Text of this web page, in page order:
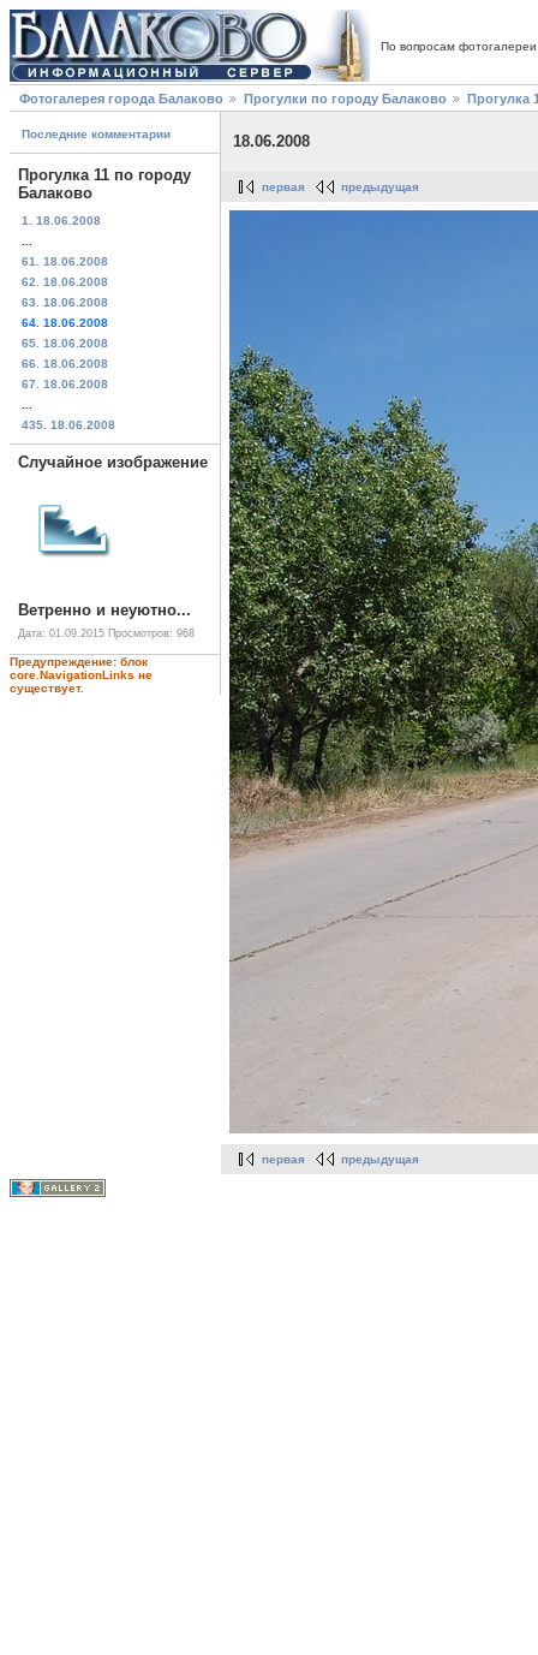
По вопросам
Фотогалерея города Балаково Прогулки по городу Балаково Прогулка
Последние комментарии
Прогулка 11 по городу
Балаково
1. 18.06.2008
61. 18.06.2008
62. 18.06.2008
63. 18.06.2008
64. 18.06.2008
65. 18.06.2008
66. 18.06.2008
67. 18.06.2008
435. 18.06.2008
Случайное изображение
Ветренно и неуютно...
Дата: 01.09.2015 Просмотров: 968
Предупреждение: блок
core.NavigationLinks не
существует.
18.06.2008
первая предыдущая
первая предыдущая